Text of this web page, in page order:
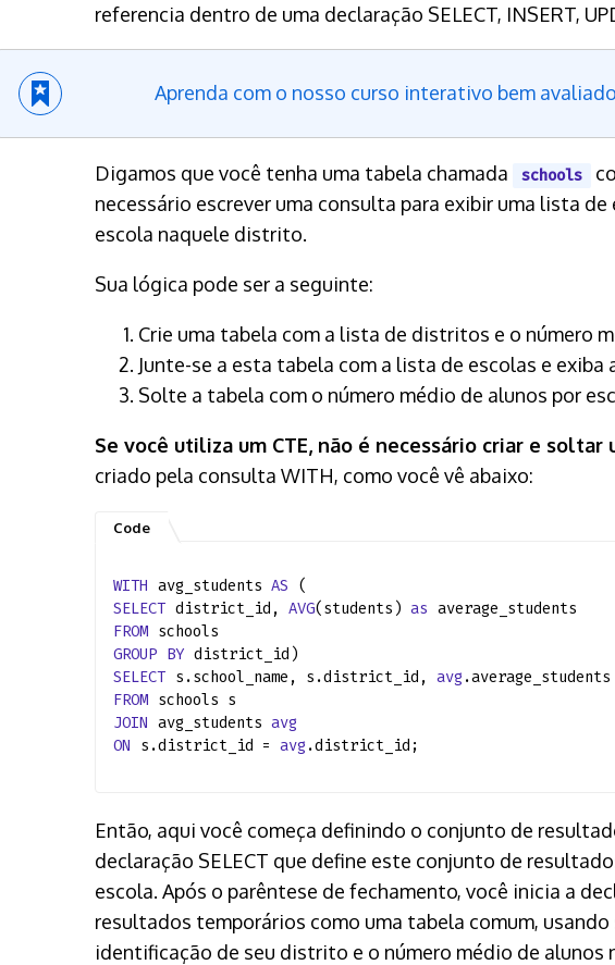
referencia dentro de uma declaração SELECT, INSERT,
Aprenda com o nosso curso interativo bem
Digamos que você tenha uma tabela chamada schools
necessário escrever uma consulta para exibir uma lista
escola naquele distrito.
Sua lógica pode ser a seguinte:
Crie uma tabela com a lista de distritos e o número
Junte-se a esta tabela com a lista de escolas e exiba
Solte a tabela com o número médio de alunos por
Se você utiliza um CTE, não é necessário criar e soltar
criado pela consulta WITH, como você vê abaixo:
WITH avg_students AS (
SELECT district_id, AVG(students) as average_students
FROM schools
GROUP BY district_id)
SELECT s.school_name, s.district_id, avg .average_students
FROM schools s
JOIN avg_students avg
ON s.district_id = avg .district_id;
Então, aqui você começa definindo o conjunto de
declaração SELECT que define este conjunto de
escola. Após o parêntese de fechamento, você inicia a
resultados temporários como uma tabela comum,
identificação de seu distrito e o número médio de